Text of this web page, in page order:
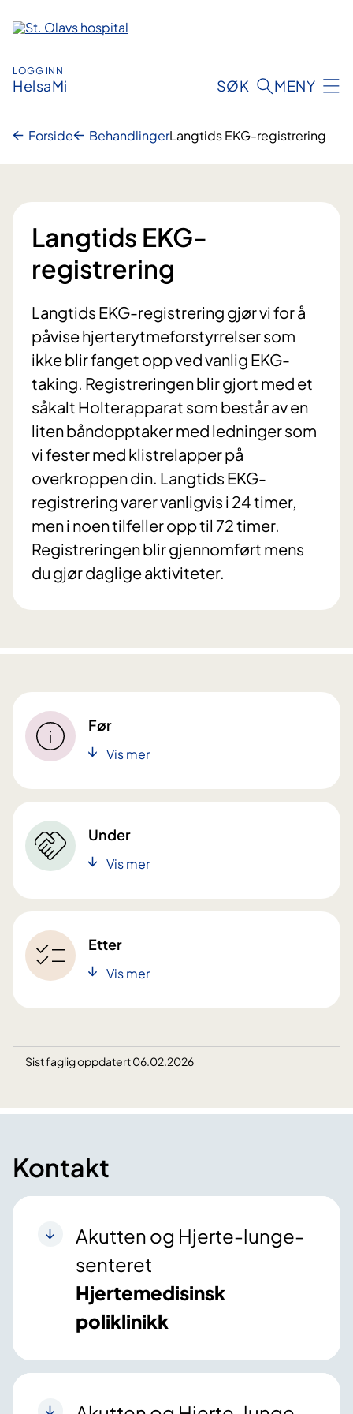
innhold
LOGG INN
HelsaMi SØK MENY
Forside BehandlingerLangtids EKG-registrering
Langtids EKG-
registrering
Langtids EKG-registrering gjør vi for å
påvise hjerterytmeforstyrrelser som
ikke blir fanget opp ved vanlig EKG-
taking. Registreringen blir gjort med et
såkalt Holterapparat som består av en
liten båndopptaker med ledninger som
vi fester med klistrelapper på
overkroppen din. Langtids EKG-
registrering varer vanligvis i 24 timer,
men i noen tilfeller opp til 72 timer.
Registreringen blir gjennomført mens
du gjør daglige aktiviteter.
Før
Vis mer
Under
Vis mer
Etter
Vis mer
Sist faglig oppdatert 06.02.2026
Kontakt
Akutten og Hjerte-lunge-
senteret
Hjertemedisinsk
poliklinikk